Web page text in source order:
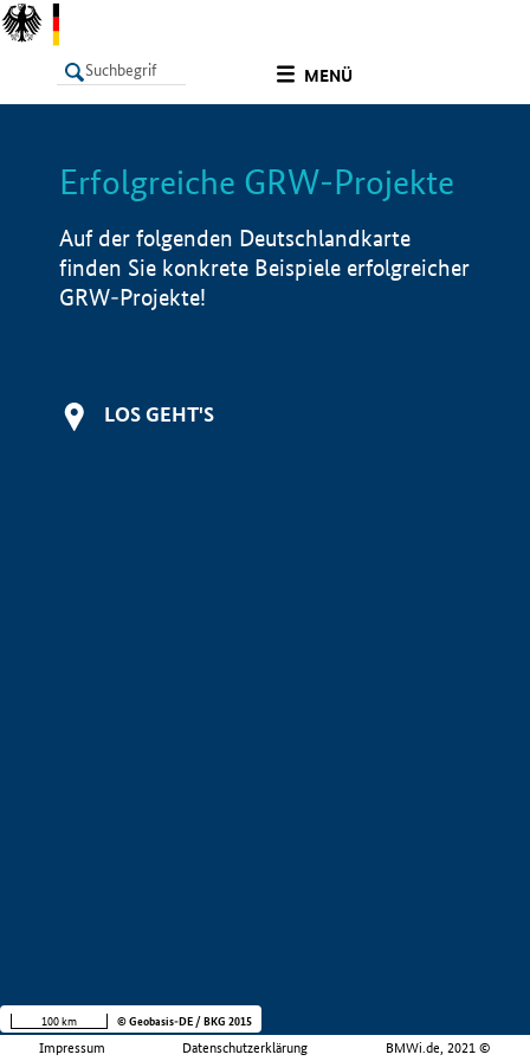
MENÜ
LISTE Info
Erfolgreiche GRW-Projekte
Auf der folgenden Deutschlandkarte
finden Sie konkrete Beispiele erfolgreicher
GRW-Projekte!
LOS GEHT'S
Impressum Datenschutzerklärung BMWi.de, 2021 ©
100 km © Geobasis-DE / BKG 2015